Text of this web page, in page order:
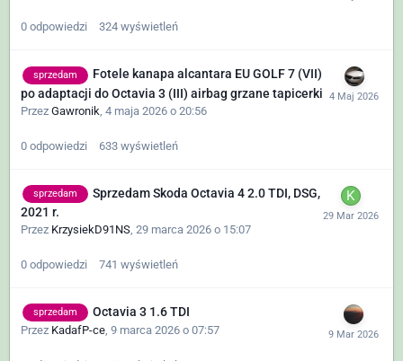
0 odpowiedzi 324 wyświetleń
sprzedam
Fotele kanapa alcantara EU GOLF 7 (VII)
po adaptacji do Octavia 3 (III) airbag grzane tapicerki
Przez Gawronik 4 maja 2026 o 20:56
0 odpowiedzi 633 wyświetleń
sprzedam
Sprzedam Skoda Octavia 4 2.0 TDI, DSG,
2021 r.
Przez KrzysiekD91NS, 29 marca 2026 o 15:07
0 odpowiedzi 741 wyświetleń
sprzedam Octavia 3 1.6 TDI
Przez KadafP-ce, 9 marca 2026 o 07:57